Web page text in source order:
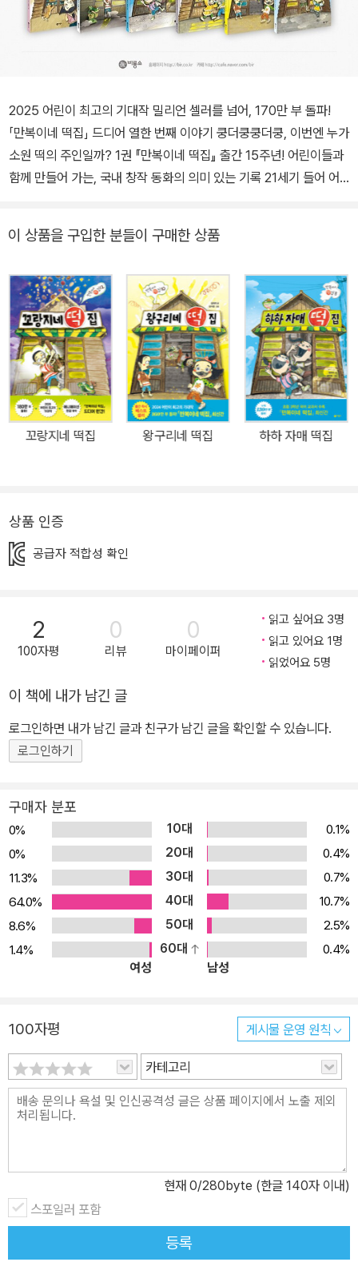
2025 어린이 최고의 기대작 밀리언 셀러를 넘어, 170만 부 돌파!
「만복이네 떡집」 드디어 열한 번째 이야기 쿵더쿵쿵더쿵, 이번엔 누가
소원 떡의 주인일까? 1권 『만복이네 떡집』 출간 15주년! 어린이들과
함께 만들어 가는, 국내 창작 동화의 의미 있는 기록 21세기 들어 어
한 「만복이네 떡집」은 제각기 결핍과 고민을 품은 아이들이 이야기마
밖에 없는 맞춤형 소원 떡을 통해 아이들의 웃음을 되찾아 주는 선한
판타지 동화다. 우리나라 어린이 동화의 시리즈물 붐을 불러일으킨
초대형 베스트셀러 시리즈로, 자극적인 콘텐츠 속에서도 건강하고 속
깊은 힐링 메시지를 전하며 어린이가 스스로 찾는 읽기 책으로 자리
잡았다. 2021년에는 어린이 뮤지컬로도 제작되었고 올해도 그 공연
이 이어지고 있다. 특히 올해는 1권 『만복이네 떡집』이 출간 15주년
을 맞이해 더욱 뜻깊다. 학교와 도서관 강연을 통해 아이들의 적극적
인 바람과 요청을 듣고 이야기에 담아낸 김리리 작가와 애정 어린 마
떡집』의 주인공은 장군이의 동생이자 사람이 되어 학교에 간 왕구리
견하길 좋아하는 성격 탓에 친구들에게 고자질쟁이, 잔소리 대마왕,
마워, ‘고구마떡’, 막힌 콧구멍이 솔솔 뚫리는 ‘솔방울떡’, 원하는 장소
로 순간 이동 하는 ‘장떡’까지 이번에는 특별하게 네 가지 떡이 등장해
더욱 궁금증을 불러일으킨다. 이번 이야기에서는 생각지 못한 반가운
인물들이 깜짝 등장한다. 바로 만복이와 장군이! 개구리의 정체성을
좋은 웃음을 선사한다. ◆ 친구가 좋아서 관심을 보일수록 왜 멀어지
는 걸까? 고자질쟁이, 잔소리 대마왕 장돌이를 도와줘! 장돌이는 요
때문이다. 사실 장돌이는 친구들에게 누구보다 관심이 많다. 그래서
친구들의 온갖 일에 참견하고, 선생님에게 친구들의 잘못을 시시콜콜
고자질하지만, 그럴수록 친구들은 장돌이를 피하고 불편해한다. 어쩌
면 담임 선생님까지도. 하지만 새로 전학 온 왕구리는 장돌이의 말을
잘 들어 주고 늘 웃는 얼굴로 대해 준다. 그러니 장돌이는 학교 가는
마음이 설렐 수밖에. 한편 왕구리는 자신을 반갑게 맞이해 주는 장돌
이가 고맙지만, 마음 한편으로는 조금 피곤하다. 틀린 맞춤법부터 모
든 행동에 이르기까지 장돌이가 지적하고 알려 주려고 하기 때문이
먹기! 왕구리가 똥파리를 꿀꺽 먹는 모습을 본 장돌이는 너무나 놀라
입을 꾹 다문다. 하지만 왕구리가 미처 생각지 못한 결과로 이어지고,
왕구리는 자신의 성급한 행동을 후회하는데……. ◆ “왕구리야, 네가
이상한 떡을 넣어 두어서…… 고마워!” 흑임자떡을 먹으면 싫은 기억
을 깜빡깜빡 잊게 되고 고구마떡을 먹으면 고마운 마음이 생겨난다
다. 그리고 이제, 소원 떡을 만드는 꼬랑지의 활약이 펼쳐진다. 싫은
기억을 깜빡깜빡 잊게 되는 흑임자떡을 만들 때는 장돌이가 떡을 먹
고 마음이 좀 더 편안해지기를, 먹으면 고마운 마음이 생겨나는 고구
마떡을 빚을 때는 장돌이의 예민하고 날카로운 마음이 둥글둥글 예뻐
이 상품을 구입한 분들이 구매한 상품
꼬랑지네 떡집 왕구리네 떡집 하하 자매 떡집
상품 인증
공급자 적합성 확인
2
100자평
0
리뷰
0
마이페이퍼
읽고 싶어요 3명
읽고 있어요 1명
읽었어요 5명
이 책에 내가 남긴 글
로그인하면 내가 남긴 글과 친구가 남긴 글을 확인할 수 있습니다.
로그인하기
구매자 분포
0% 10대
0.1%
0%
20대
0.4%
11.3%
30대
0.7%
64.0%
40대
10.7%
8.6%
50대
2.5%
1.4%
60대
0.4%
여성
남성
100자평 게시물 운영 원칙
카테고리
현재 0/280byte (한글 140자 이내)
스포일러 포함
등록